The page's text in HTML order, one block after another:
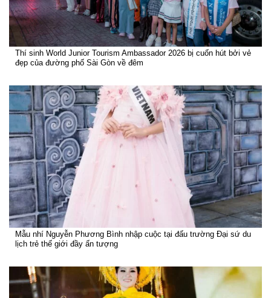
Thí sinh World Junior Tourism Ambassador 2026 bị cuốn hút bởi vẻ
đẹp của đường phố Sài Gòn về đêm
Mẫu nhí Nguyễn Phương Bình nhập cuộc tại đấu trường Đại sứ du
lịch trẻ thế giới đầy ấn tượng